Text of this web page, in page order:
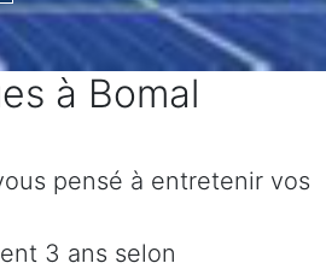
à Bomal
pensé à entretenir vos
3 ans selon